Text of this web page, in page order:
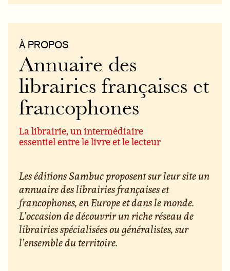
À PROPOS
Annuaire des
librairies françaises et
francophones
La librairie, un intermédiaire
essentiel entre le livre et le lecteur
Les éditions Sambuc proposent sur leur site un
annuaire des librairies françaises et
francophones, en Europe et dans le monde.
L’occasion de découvrir un riche réseau de
librairies spécialisées ou généralistes, sur
l’ensemble du territoire.